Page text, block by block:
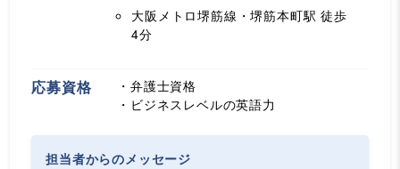
大阪メトロ堺筋線・堺筋本町駅 徒歩
4分
応募資格
・弁護士資格
・ビジネスレベルの英語力
担当者からのメッセージ